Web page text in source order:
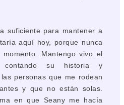
suficiente para mantener a
aquí hoy, porque nunca
Mantengo vivo el
contando su historia y
personas que me rodean
y que no están solas.
en que Seany me hacía